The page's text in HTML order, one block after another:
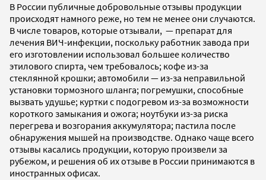
В России публичные добровольные отзывы продукции
происходят намного реже, но тем не менее они случаются.
В числе товаров, которые отзывали, — препарат для
лечения ВИЧ-инфекции, поскольку работник завода при
его изготовлении использовал большее количество
этилового спирта, чем требовалось; кофе из-за
стеклянной крошки; автомобили — из-за неправильной
установки тормозного шланга; погремушки, способные
вызвать удушье; куртки с подогревом из-за возможности
короткого замыкания и ожога; ноутбуки из-за риска
перегрева и возгорания аккумулятора; пастила после
обнаружения мышей на производстве. Однако чаще всего
отзывы касались продукции, которую произвели за
рубежом, и решения об их отзыве в России принимаются в
иностранных офисах.